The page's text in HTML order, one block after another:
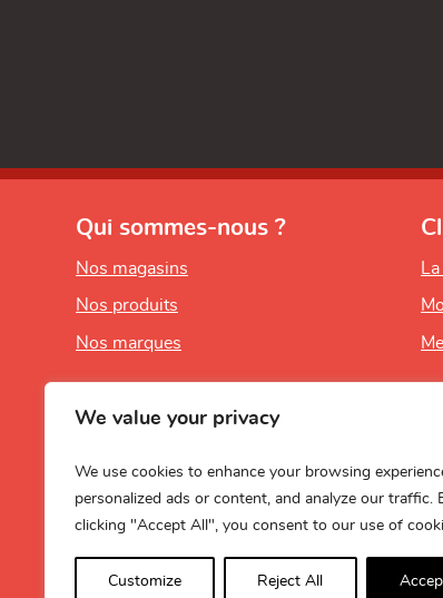
We value your privacy
We use cookies to enhance your browsing
personalized ads or content, and analyze our traffic.
clicking "Accept All", you consent to our use of
Customize Reject All
Qui sommes-nous ?
Nos magasins
Nos produits
Nos marques